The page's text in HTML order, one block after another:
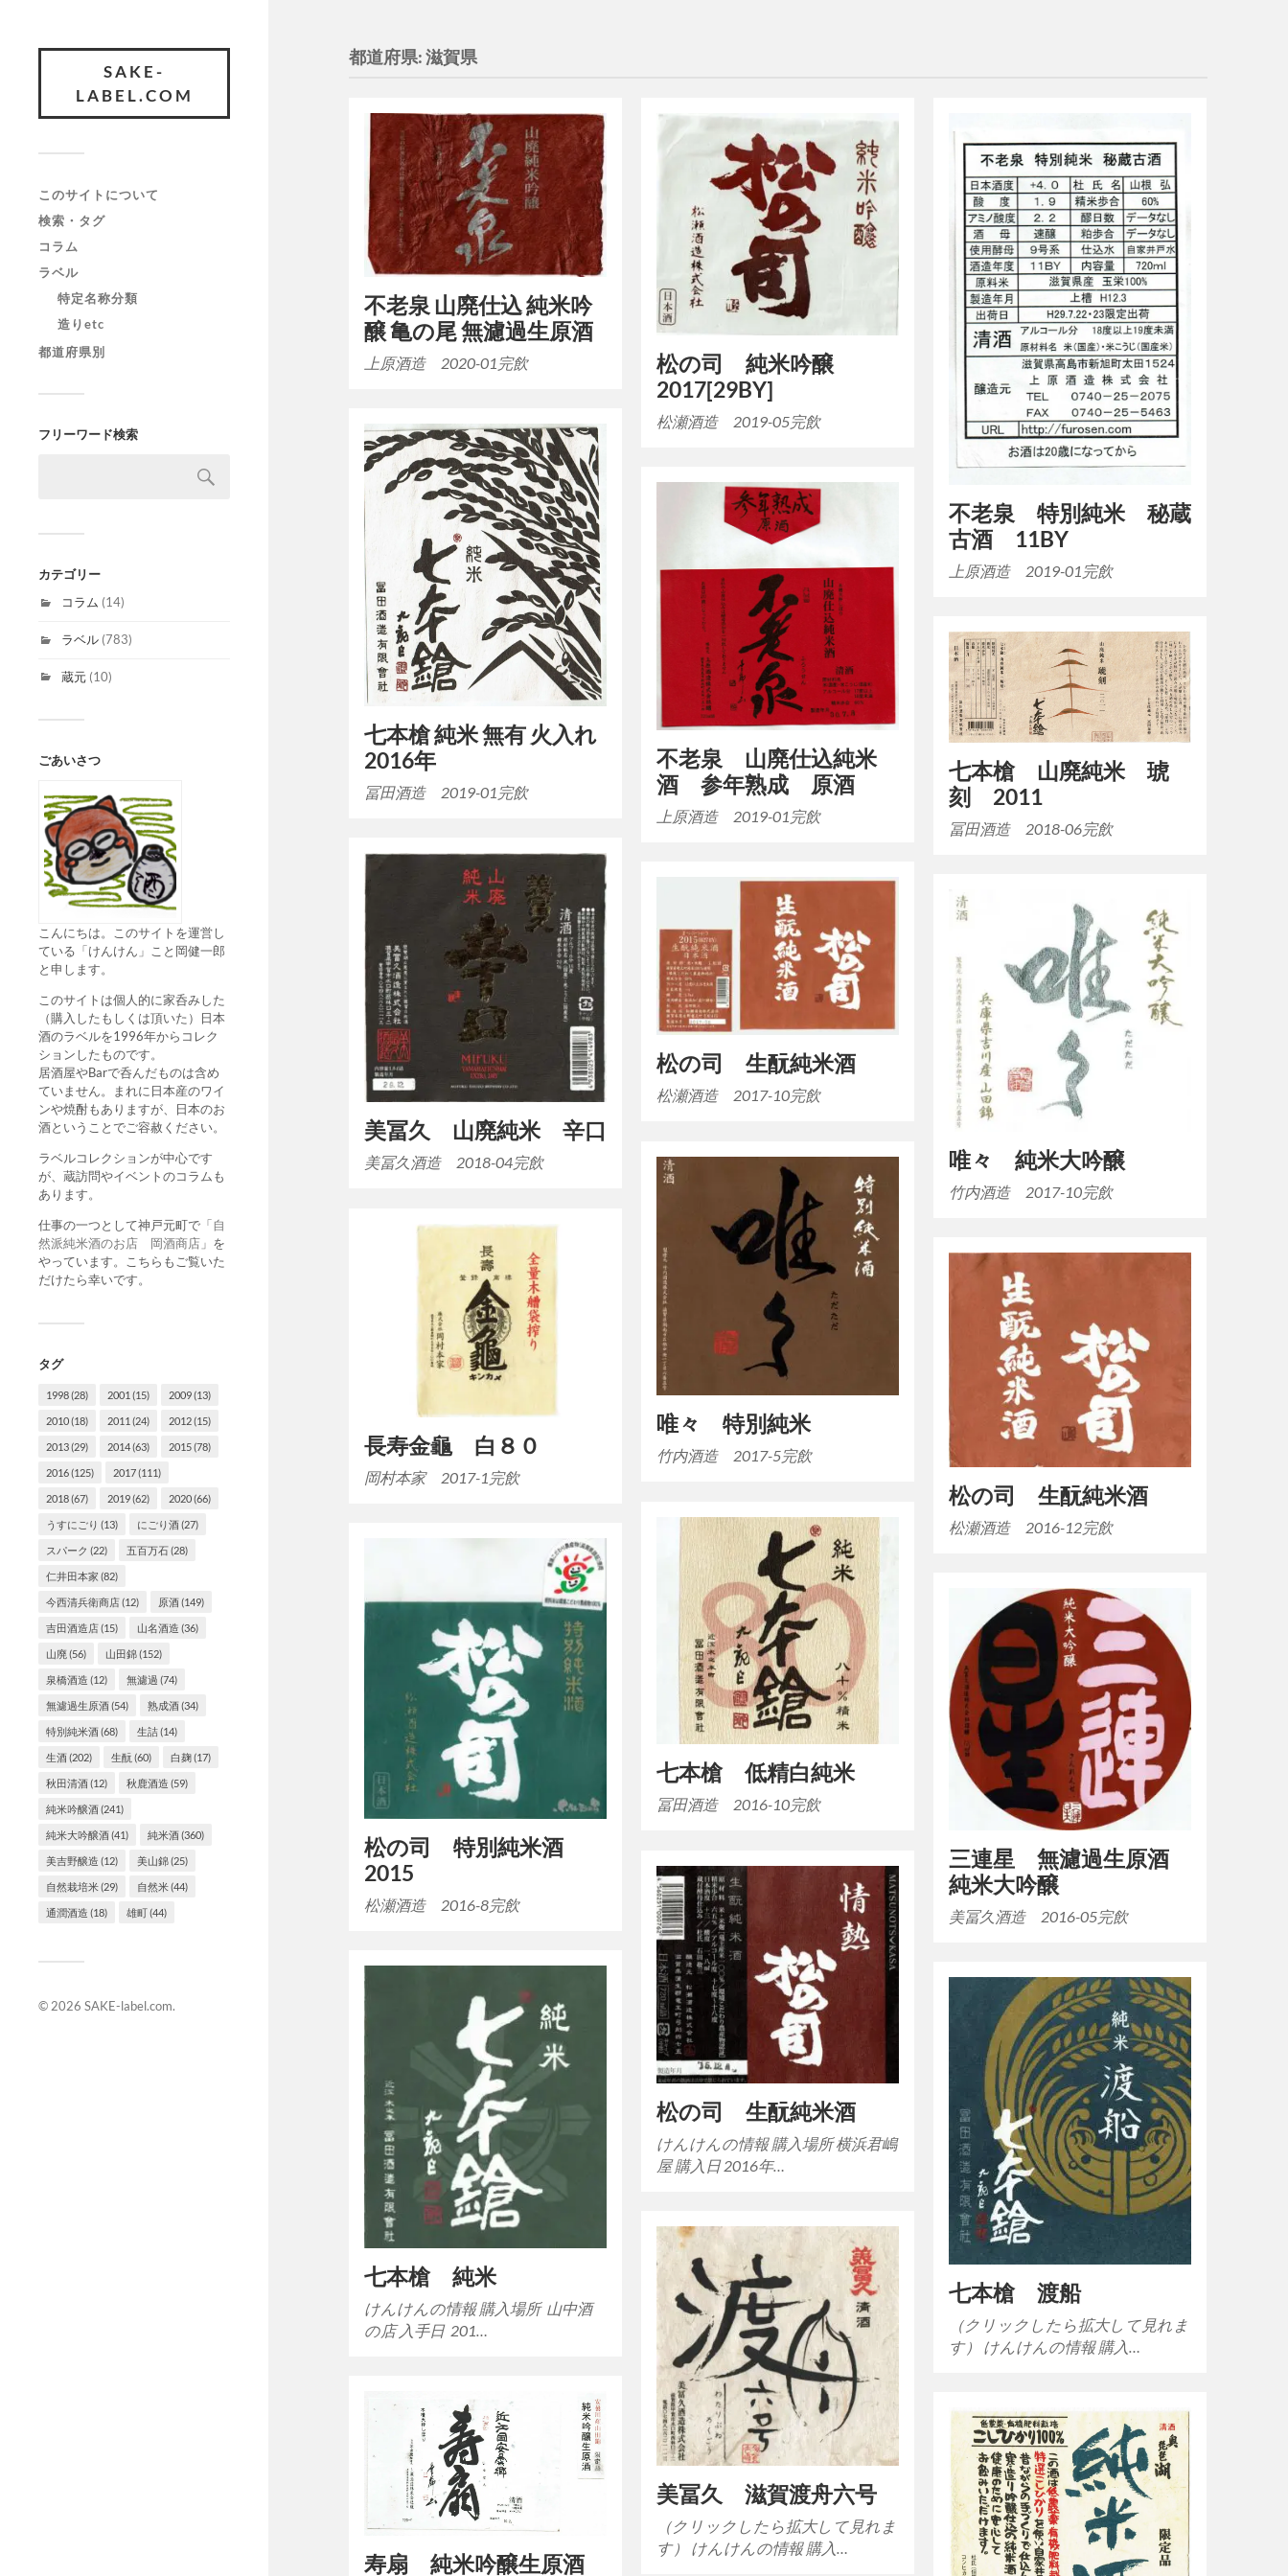
SAKE-
LABEL.COM
このサイトについて
検索・タグ
コラム
ラベル
特定名称分類
造りetc
都道府県別
フリーワード検索
カテゴリー
コラム (14)
ラベル (783)
蔵元 (10)
ごあいさつ
こんにちは。このサイトを運営し
ている「けんけん」こと岡健一郎
と申します。
このサイトは個人的に家呑みした
（購入したもしくは頂いた）日本
酒のラベルを1996年からコレク
ションしたものです。
居酒屋やBarで呑んだものは含め
ていません。まれに日本産のワイ
ンや焼酎もありますが、日本のお
酒ということでご容赦ください。
ラベルコレクションが中心です
が、蔵訪問やイベントのコラムも
あります。
仕事の一つとして神戸元町で「自
然派純米酒のお店 岡酒商店 」を
やっています。こちらもご覧いた
だけたら幸いです。
タグ
1998(28) 2001 (15) 2009(13)
2010(18) 2011 (24) 2012(15)
2013(29) 2014(63) 2015(78)
2016(125) 2017(111)
2018(67) 2019(62) 2020(66)
うすにごり (13) にごり酒(27)
スパーク (22) 五百万石(28)
仁井田本家 (82)
今西清兵衛商店(12) 原酒(149)
吉田酒造店(15) 山名酒造 (36)
山廃(56) 山田錦(152)
泉橋酒造 (12) 無濾過 (74)
無濾過生原酒(54) 熟成酒(34)
特別純米酒(68) 生詰(14)
生酒(202) 生酛 (60) 白麹(17)
秋田清酒(12) 秋鹿酒造 (59)
純米吟醸酒(241)
純米大吟醸酒(41) 純米酒(360)
美吉野醸造 (12) 美山錦(25)
自然栽培米(29) 自然米(44)
通潤酒造 (18) 雄町(44)
© 2026 SAKE-label.com.
都道府県:滋賀県
不老泉 山廃仕込 純米吟
醸 亀の尾 無濾過生原酒
上原酒造 2020-01完飲
松の司 純米吟醸
2017[29BY]
松瀬酒造 2019-05完飲
不老泉 特別純米 秘蔵
古酒 11BY
上原酒造 2019-01完飲
七本槍 純米 無有 火入れ
2016年
冨田酒造 2019-01完飲
不老泉 山廃仕込純米
酒 参年熟成 原酒
上原酒造 2019-01完飲
七本槍 山廃純米 琥
刻 2011
冨田酒造 2018-06完飲
美冨久 山廃純米 辛口
美冨久酒造 2018-04完飲
松の司 生酛純米酒
松瀬酒造 2017-10完飲
唯々 純米大吟醸
竹内酒造 2017-10完飲
唯々 特別純米
竹内酒造 2017-5完飲
長寿金龜 白８０
岡村本家 2017-1完飲
松の司 生酛純米酒
松瀬酒造 2016-12完飲
七本槍 低精白純米
冨田酒造 2016-10完飲
松の司 特別純米酒
2015
松瀬酒造 2016-8完飲
三連星 無濾過生原酒
純米大吟醸
美冨久酒造 2016-05完飲
松の司 生酛純米酒
けんけんの情報 購入場所 横浜君嶋
屋 購入日 2016年…
七本槍 純米
けんけんの情報 購入場所 山中酒
の店 入手日 201…
七本槍 渡船
（クリックしたら拡大して見れま
す） けんけんの情報 購入…
美冨久 滋賀渡舟六号
（クリックしたら拡大して見れま
す） けんけんの情報 購入…
寿扇 純米吟醸生原酒